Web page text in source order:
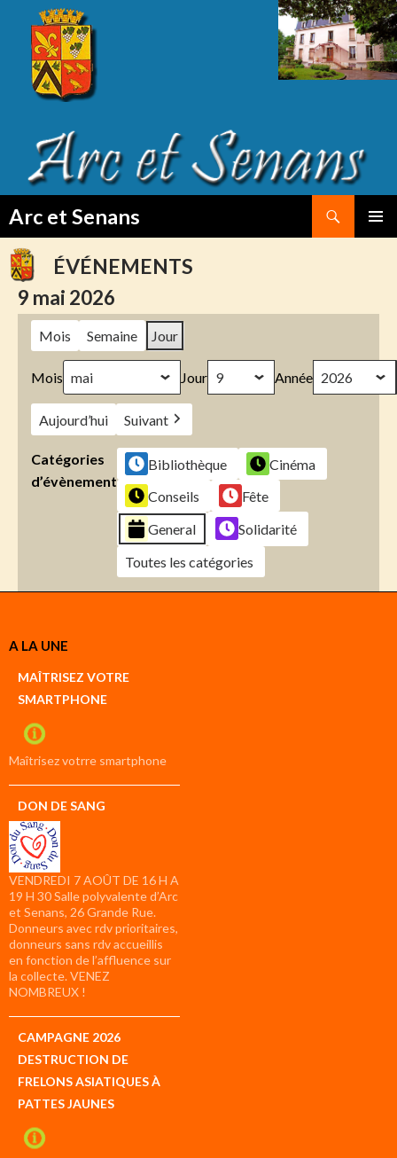
Arc et Senans
TO
CONTENTÉVÉNEMENTS
9 mai 2026
Mois Semaine Jour
Mois Jour Année
Aujourd’hui Suivant
Catégories
d’évènement
Bibliothèque
Cinéma
Conseils
Fête
General
Solidarité
Toutes les catégories
Créer
compte
compte
A LA UNE
MAÎTRISEZ VOTRE
SMARTPHONE
Maîtrisez votrre smartphone
DON DE SANG
VENDREDI 7 AOÛT DE 16 H A
19 H 30 Salle polyvalente d’Arc
et Senans, 26 Grande Rue.
Donneurs avec rdv prioritaires,
donneurs sans rdv accueillis
en fonction de l’affluence sur
la collecte. VENEZ
NOMBREUX !
CAMPAGNE 2026
DESTRUCTION DE
FRELONS ASIATIQUES À
PATTES JAUNES